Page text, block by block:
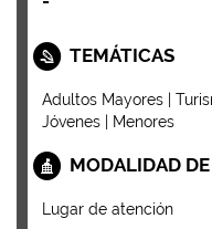
TEMÁTICAS
Adultos Mayores |
Jóvenes | Menores
MODALIDAD
Lugar de atención